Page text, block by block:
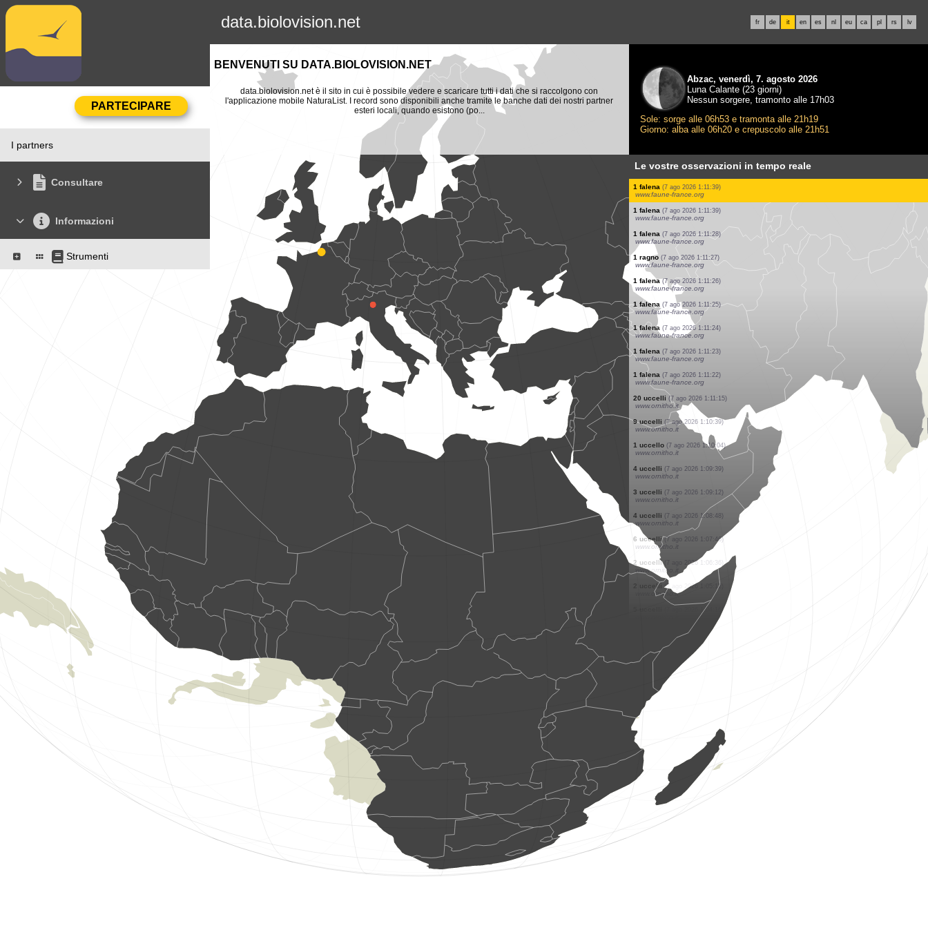
data.biolovision.net fr de it en es nl eu ca pl rs lv
I partners
Consultare
Informazioni
Strumenti
BENVENUTI SU DATA.BIOLOVISION.NET
data.biolovision.net è il sito in cui è possibile vedere e scaricare tutti i dati che si raccolgono con
l'applicazione mobile NaturaList. I record sono disponibili anche tramite le banche dati dei nostri partner
esteri locali, quando esistono (po...
Abzac, venerdì, 7. agosto 2026
Luna Calante (23 giorni)
Nessun sorgere, tramonto alle 17h03
Sole: sorge alle 06h53 e tramonta alle 21h19
Giorno: alba alle 06h20 e crepuscolo alle 21h51
Le vostre osservazioni in tempo reale
1 uccello (7 ago 2026 1:16:18)
www.ornitho.it
3 uccelli (7 ago 2026 1:16:05)
www.ornitho.it
1 ortottero (7 ago 2026 1:14:11)
www.faune-france.org
1 uccello (7 ago 2026 1:13:07)
www.ornitho.it
1 uccello (7 ago 2026 1:12:33)
www.ornitho.it
4 uccelli (7 ago 2026 1:12:06)
www.ornitho.it
7 uccelli (7 ago 2026 1:11:53)
www.ornitho.it
5 falene (7 ago 2026 1:11:40)
www.faune-france.org
1 falena (7 ago 2026 1:11:39)
www.faune-france.org
1 falena (7 ago 2026 1:11:39)
www.faune-france.org
1 falena (7 ago 2026 1:11:28)
www.faune-france.org
1 ragno (7 ago 2026 1:11:27)
www.faune-france.org
1 falena (7 ago 2026 1:11:26)
www.faune-france.org
1 falena (7 ago 2026 1:11:25)
www.faune-france.org
1 falena (7 ago 2026 1:11:24)
www.faune-france.org
1 falena (7 ago 2026 1:11:23)
www.faune-france.org
1 falena (7 ago 2026 1:11:22)
www.faune-france.org
20 uccelli (7 ago 2026 1:11:15)
www.ornitho.it
(7 ago 2026 1:10:39)
(7 ago 2026 1:10:04)
www.ornitho.it
4 uccelli (7 ago 2026 1:09:39)
www.ornitho.it
(7 ago 2026 1:09:12)
www.ornitho.it
4 uccelli
www.ornitho.it
6 uccelli (7 ago 2026 1:07:46)
www.ornitho.it
2 uccelli (7 ago 2026 1:06:36)
www.ornitho.it
2 uccelli (7 ago 2026 1:05:12)
www.ornitho.it
5 uccelli (7 ago 2026 1:04:16)
www.ornitho.it
1 uccello (7 ago 2026 1:03:30)
www.ornitho.it